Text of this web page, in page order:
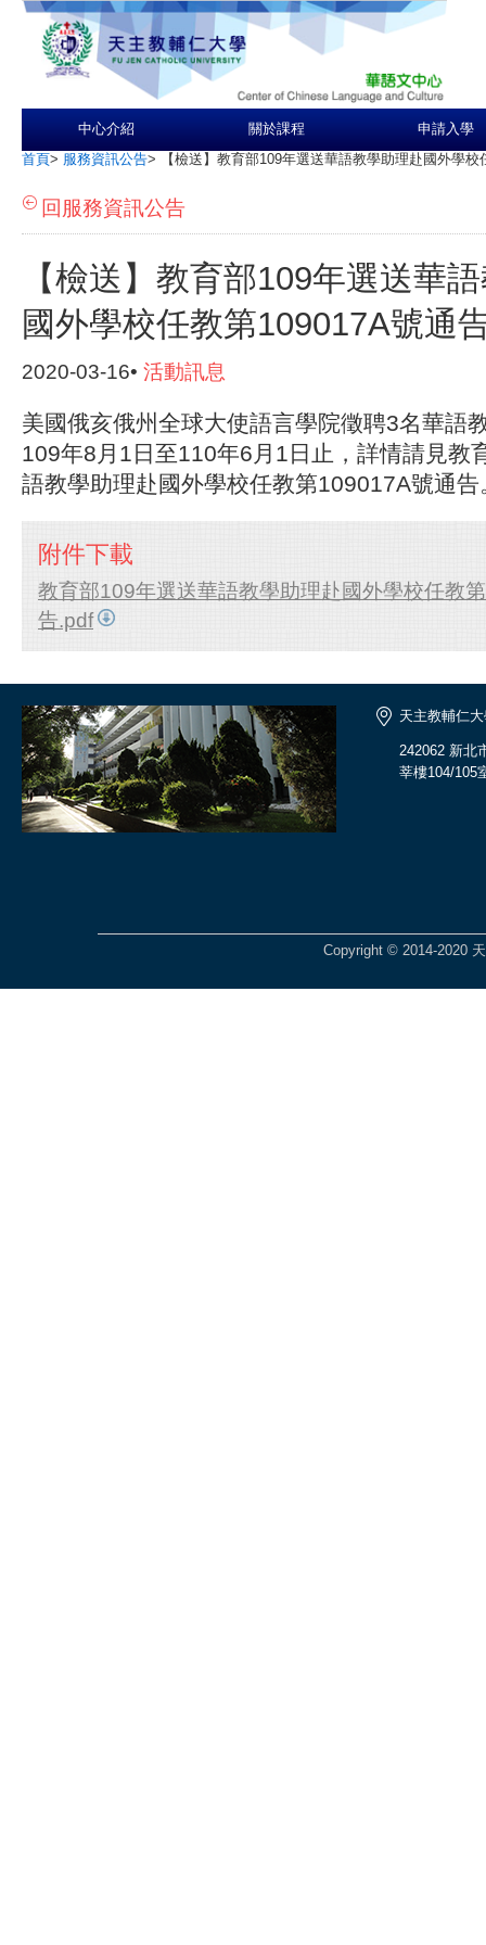
中心介紹 關於課程 申請入學
首頁> 服務資訊公告> 【檢送】教育部109年選送華語教學助理赴國外學
回服務資訊公告
【檢送】教育部109年選送華
國外學校任教第109017A號通
2020-03-16• 活動訊息
美國俄亥俄州全球大使語言學院徵聘3名華語
109年8月1日至110年6月1日止，詳情請見教
語教學助理赴國外學校任教第109017A號通告
附件下載
教育部109年選送華語教學助理赴國外學校任教
告.pdf
天主教輔仁
242062 新北
莘樓104/105
Copyright © 2014-2020